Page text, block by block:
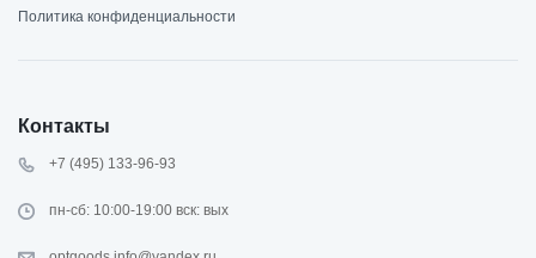
Политика конфиденциальности
Контакты
+7 (495) 133-96-93
пн-сб: 10:00-19:00 вск: вых